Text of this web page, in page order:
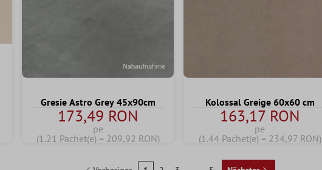
Gresie Astro Grey 45x90cm
173,49 RON
pe
(1.21 Pachet(e) = 209,92 RON)
Kolossal Greige 60x60 cm
163,17 RON
pe
(1.44 Pachet(e) = 234,97 RON)